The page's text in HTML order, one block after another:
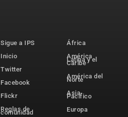
Sigue a IPS
Inicio
Twitter
Facebook
Flickr
Reglas de
comunidad
África
América
Latina y el
Caribe
América del
Norte
Asia-
Pacífico
Europa